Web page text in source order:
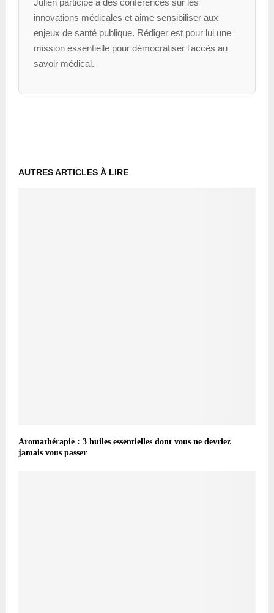
innovations médicales et aime sensibiliser aux
enjeux de santé publique. Rédiger est pour lui une
mission essentielle pour démocratiser l'accès au
savoir médical.
AUTRES ARTICLES À LIRE
Aromathérapie : 3 huiles essentielles dont vous ne devriez
jamais vous passer